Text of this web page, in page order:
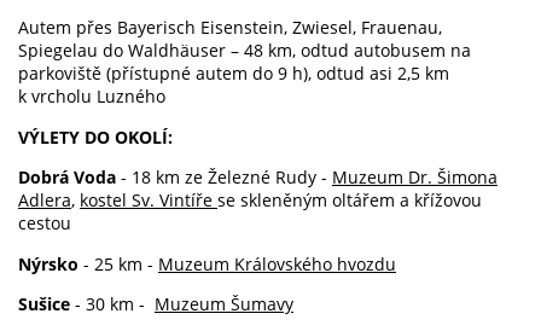
Autem přes Bayerisch Eisenstein, Zwiesel, Frauenau,
Spiegelau do Waldhäuser – 48 km, odtud autobusem na
parkoviště (přístupné autem do 9 h), odtud asi 2,5 km
k vrcholu Luzného
VÝLETY DO OKOLÍ:
Dobrá Voda - 18 km ze Železné Rudy - Muzeum Dr. Šimona
Adlera, kostel Sv. Vintíře se skleněným oltářem a křížovou
cestou
Nýrsko - 25 km - Muzeum Královského hvozdu
Sušice - 30 km - Muzeum Šumavy